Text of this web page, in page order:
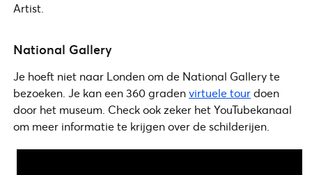
Artist.
National Gallery
Je hoeft niet naar Londen om de National Gallery te
bezoeken. Je kan een 360 gradenvirtuele tourdoen
door het museum. Check ook zeker het YouTubekanaal
om meer informatie te krijgen over de schilderijen.